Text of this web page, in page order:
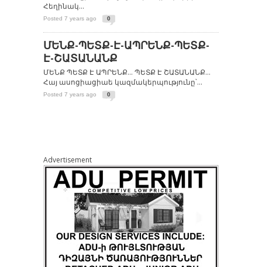
Հեղինակ...
Posted 7 years ago 0
ՄԵՆՔ-ՊԵՏՔ-Է-ԱՊՐԵՆՔ-ՊԵՏՔ-
Է-ՇԱՏԱՆԱՆՔ
ՄԵՆՔ ՊԵՏՔ Է ԱՊՐԵՆՔ… ՊԵՏՔ Է ՇԱՏԱՆԱՆՔ…
Հայ ասոցիացիաե կազմակերպությունը՝...
Posted 7 years ago 0
Advertisement